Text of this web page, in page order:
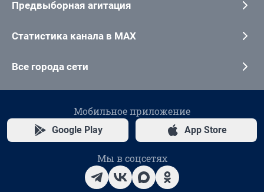
Предвыборная агитация
Статистика канала в MAX
Все города сети
Мобильное приложение
Google Play App Store
Мы в соцсетях